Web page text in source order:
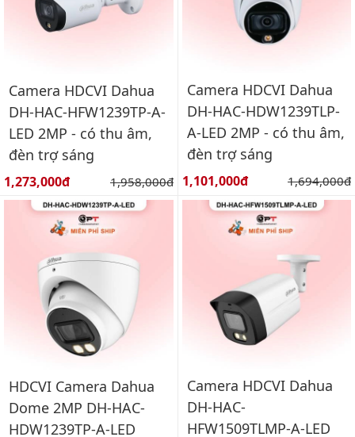
Camera HDCVI Dahua
DH-HAC-HFW1239TP-A-
LED 2MP - có thu âm,
đèn trợ sáng
Giá bán:
1,273,000đ Giá gốc:
1,958,000đ
Camera HDCVI Dahua
DH-HAC-HDW1239TLP-
A-LED 2MP - có thu âm,
đèn trợ sáng
Giá bán:
1,101,000đ Giá gốc:
1,694,000đ
HDCVI Camera Dahua
Dome 2MP DH-HAC-
HDW1239TP-A-LED
Camera HDCVI Dahua
DH-HAC-
HFW1509TLMP-A-LED